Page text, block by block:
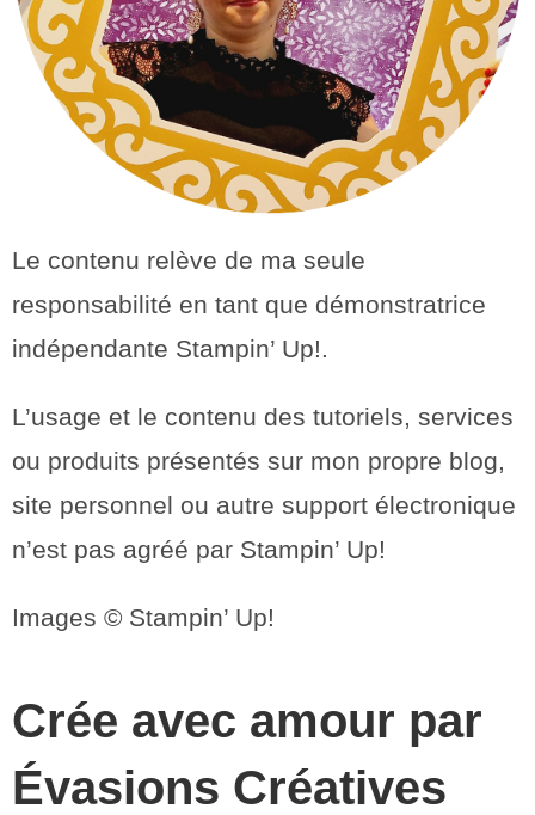
Le contenu relève de ma seule
responsabilité en tant que démonstratrice
indépendante Stampin’ Up!.
L’usage et le contenu des tutoriels, services
ou produits présentés sur mon propre blog,
site personnel ou autre support électronique
n’est pas agréé par Stampin’ Up!
Images © Stampin’ Up!
Crée avec amour par
Évasions Créatives